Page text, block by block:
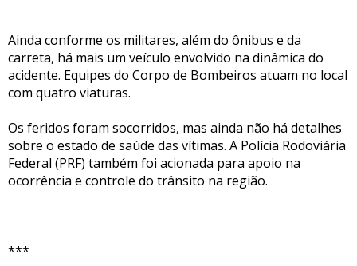
Ainda conforme os militares, além do ônibus e da
carreta, há mais um veículo envolvido na dinâmica do
acidente. Equipes do Corpo de Bombeiros atuam no local
com quatro viaturas.
Os feridos foram socorridos, mas ainda não há detalhes
sobre o estado de saúde das vítimas. A Polícia Rodoviária
Federal (PRF) também foi acionada para apoio na
ocorrência e controle do trânsito na região.
***